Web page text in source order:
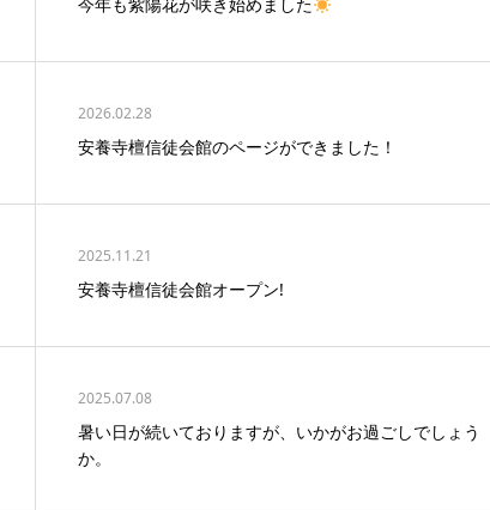
今年も紫陽花が咲き始めました
2026.02.28
安養寺檀信徒会館のページができました！
2025.11.21
安養寺檀信徒会館オープン!
2025.07.08
暑い日が続いておりますが、いかがお過ごしでしょう
か。